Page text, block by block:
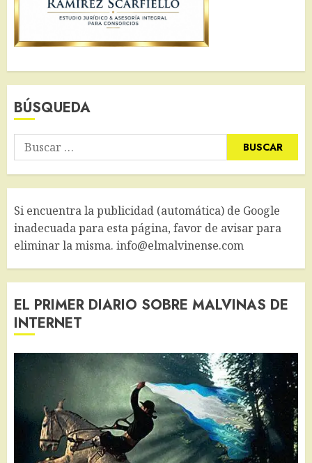
BÚSQUEDA
Buscar:
Si encuentra la publicidad (automática) de Google
inadecuada para esta página, favor de avisar para
eliminar la misma. info@elmalvinense.com
EL PRIMER DIARIO SOBRE MALVINAS DE
INTERNET